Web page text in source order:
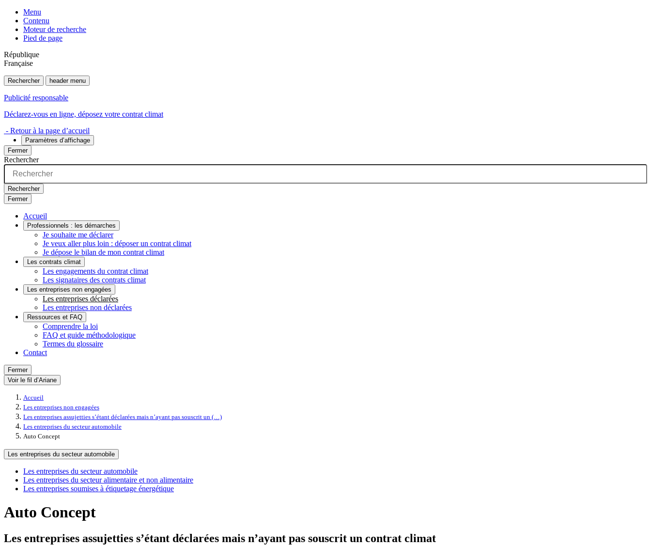
Menu
Contenu
Moteur de recherche
Pied de page
République
Française
Rechercher header menu
Publicité responsable
Déclarez-vous en ligne, déposez votre contrat climat
- Retour à la page d’accueil
Paramètres d’affichage
Fermer
Rechercher
Rechercher
Fermer
Accueil
Professionnels : les démarches
Je souhaite me déclarer
Je veux aller plus loin : déposer un contrat climat
Je dépose le bilan de mon contrat climat
Les contrats climat
Les engagements du contrat climat
Les signataires des contrats climat
Les entreprises non engagées
Les entreprises déclarées
Les entreprises non déclarées
Ressources et FAQ
Comprendre la loi
FAQ et guide méthodologique
Termes du glossaire
Contact
Fermer
Voir le fil d’Ariane
Accueil
Les entreprises non engagées
Les entreprises assujetties s’étant déclarées mais n’ayant pas souscrit un (…)
Les entreprises du secteur automobile
Auto Concept
Les entreprises du secteur automobile
Les entreprises du secteur automobile
Les entreprises du secteur alimentaire et non alimentaire
Les entreprises soumises à étiquetage énergétique
Auto Concept
Les entreprises assujetties s’étant déclarées mais n’ayant pas souscrit un contrat climat